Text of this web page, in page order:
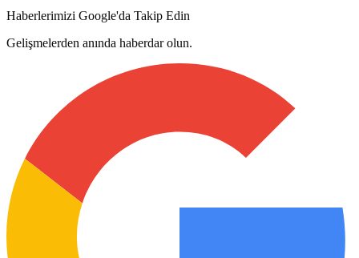
Haberlerimizi Google'da Takip Edin
Gelişmelerden anında haberdar olun.